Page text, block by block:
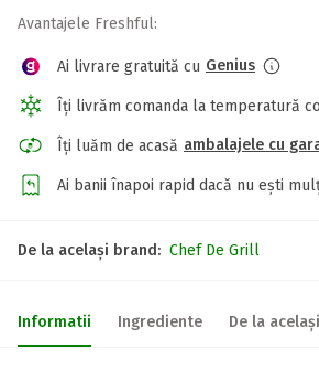
Avantajele Freshful:
Ai livrare gratuită cu Genius
Îți livrăm comanda la temperatură
Îți luăm de acasă ambalajele cu
Ai banii înapoi rapid dacă nu ești
De la același brand: Chef De Grill
Informatii Ingrediente De la